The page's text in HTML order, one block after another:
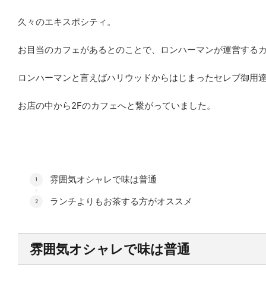
久々のエキスポシティ。
お目当のカフェがあるとのことで、ロンハーマンが運営する
ロンハーマンと言えばハリウッドからはじまったセレブ御用
お店の中から2Fのカフェへと繋がっていました。
雰囲気オシャレで味は普通
ランチよりもお茶する方がオススメ
雰囲気オシャレで味は普通